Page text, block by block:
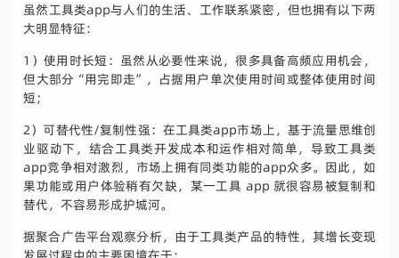
虽然工具类app与人们的生活、工作联系紧密，但也拥有以下两
大明显特征：
1）使用时长短：虽然从必要性来说，很多具备高频应用机会，
但大部分“用完即走”，占据用户单次使用时间或整体使用时间
短；
2）可替代性/复制性强：在工具类app市场上，基于流量思维创
业驱动下，结合工具类开发成本和运作相对简单，导致工具类
app竞争相对激烈，市场上拥有同类功能的app众多。因此，如
果功能或用户体验稍有欠缺，某一工具 app 就很容易被复制和
替代，不容易形成护城河。
据聚合广告平台观察分析，由于工具类产品的特性，其增长变现